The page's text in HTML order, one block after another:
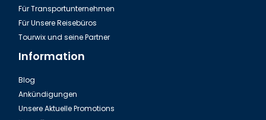
Für Transportunternehmen
Für Unsere Reisebüros
Tourwix und seine Partner
Information
Blog
Ankündigungen
Unsere Aktuelle Promotions